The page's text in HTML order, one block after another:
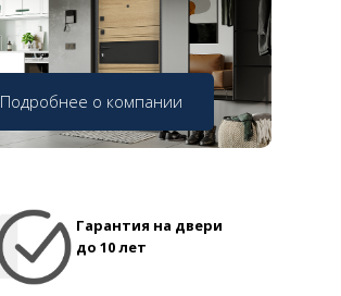
Подробнее о компании
Гарантия на двери
до 10 лет